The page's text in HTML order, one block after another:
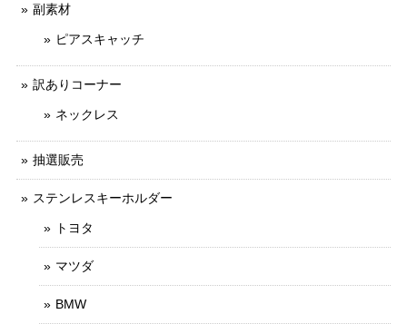
副素材
ピアスキャッチ
訳ありコーナー
ネックレス
抽選販売
ステンレスキーホルダー
トヨタ
マツダ
BMW